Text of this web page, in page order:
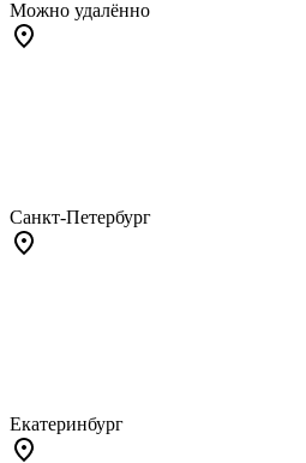
Можно удалённо
Санкт-Петербург
Екатеринбург